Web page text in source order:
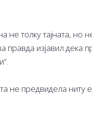
не толку тајната, но
правда изјавил дека
не предвидела ниту